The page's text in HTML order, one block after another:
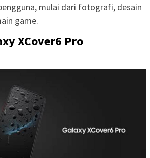
mulai dari fotografi, desain
game.
XCover6 Pro